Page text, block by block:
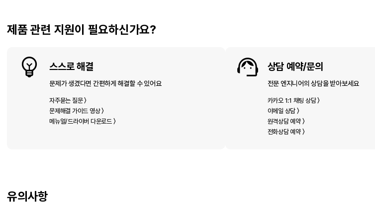
제품 관련 지원이 필요하신가요?
스스로 해결
문제가 생겼다면 간편하게 해결할 수 있어요
자주묻는 질문 〉
문제해결 가이드 영상 〉
메뉴얼/드라이버 다운로드 〉
상담 예약/문의
전문 엔지니어의 상담을 받아보세요
카카오 1:1 채팅 상담 〉
이메일 상담 〉
원격상담 예약 〉
전화상담 예약 〉
유의사항